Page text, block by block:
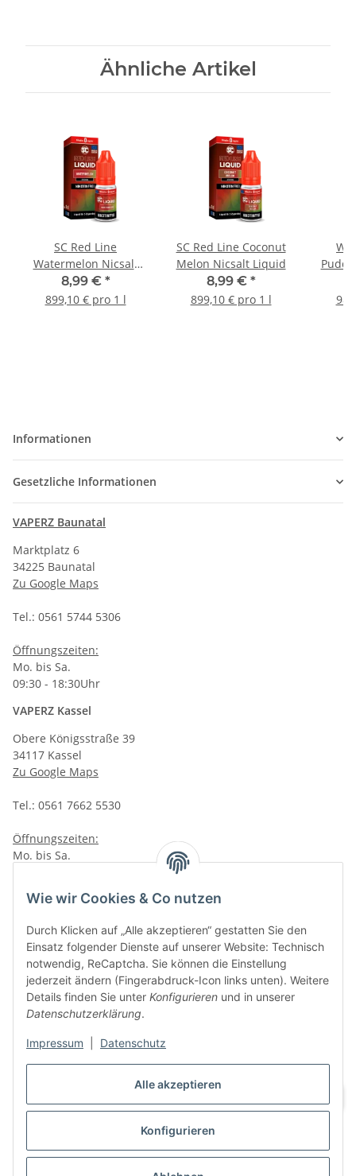
Alle akzeptieren
Konfigurieren
Wie wir Cookies & Co nutzen
Durch Klicken auf „Alle akzeptieren“ gestatten Sie den
Einsatz folgender Dienste auf unserer Website: Technisch
notwendig, ReCaptcha. Sie können die Einstellung
jederzeit ändern (Fingerabdruck-Icon links unten). Weitere
Details finden Sie unter Konfigurieren und in unserer
Datenschutzerklärung.
Impressum Datenschutz
Ähnliche Artikel
SC Red Line
Watermelon Nicsalt
Liquid
8,99 € *
899,10 € pro 1 l
SC Red Line Coconut
Melon Nicsalt Liquid
8,99 € *
899,10 € pro 1 l
Informationen
Gesetzliche Informationen
VAPERZ Baunatal
Marktplatz 6
34225 Baunatal
Zu Google Maps
Tel.: 0561 5744 5306
Öffnungszeiten:
Mo. bis Sa.
09:30 - 18:30Uhr
VAPERZ Kassel
Obere Königsstraße 39
34117 Kassel
Zu Google Maps
Tel.: 0561 7662 5530
Öffnungszeiten:
Mo. bis Sa.
VAPERZ Vellmar
Lange Wender 7
34246 Vellmar
Zu Google Maps
Tel.: 0561 9885 9996
Mo. bis Sa.
10:00 - 19:00Uhr
Vertrag widerrufen